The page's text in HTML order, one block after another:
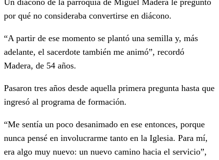
Un diácono de la parroquia de Miguel Madera le preguntó
por qué no consideraba convertirse en diácono.
“A partir de ese momento se plantó una semilla y, más
adelante, el sacerdote también me animó”, recordó
Madera, de 54 años.
Pasaron tres años desde aquella primera pregunta hasta que
ingresó al programa de formación.
“Me sentía un poco desanimado en ese entonces, porque
nunca pensé en involucrarme tanto en la Iglesia. Para mí,
era algo muy nuevo: un nuevo camino hacia el servicio”,